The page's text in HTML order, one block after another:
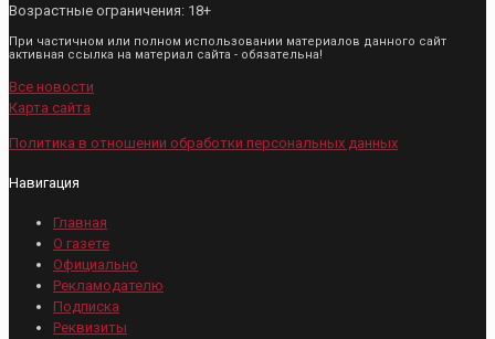
Возрастные ограничения: 18+
При частичном или полном использовании материалов данного сайт
активная ссылка на материал сайта - обязательна!
Все новости
Карта сайта
Политика в отношении обработки персональных данных
Навигация
Главная
О газете
Официально
Рекламодателю
Подписка
Реквизиты